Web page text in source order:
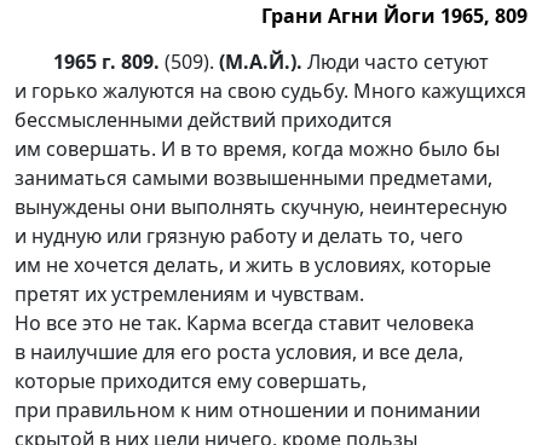
Грани Агни Йоги 1965, 809
1965 г. 809. (509). (М.А.Й.). Люди часто сетуют
и горько жалуются на свою судьбу. Много кажущихся
бессмысленными действий приходится
им совершать. И в то время, когда можно было бы
заниматься самыми возвышенными предметами,
вынуждены они выполнять скучную, неинтересную
и нудную или грязную работу и делать то, чего
им не хочется делать, и жить в условиях, которые
претят их устремлениям и чувствам.
Но все это не так. Карма всегда ставит человека
в наилучшие для его роста условия, и все дела,
которые приходится ему совершать,
при правильном к ним отношении и понимании
скрытой в них цели ничего, кроме пользы